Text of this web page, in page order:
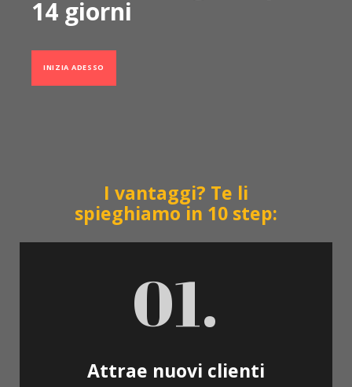
14 giorni
INIZIA ADESSO
I vantaggi? Te li
spieghiamo in 10 step:
01.
Attrae nuovi clienti